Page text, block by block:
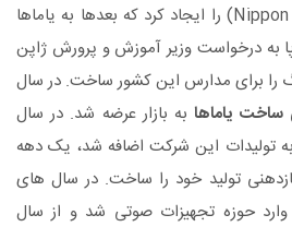
تحت عنوان نیپپون (Nippon Gakki) را ایجاد کرد که بعدها به یاماها
به درخواست وزیر آموزش و پرورش ژاپن
1889 تعداد 250 ارگ را برای مدارس این کشور ساخت. در سال
ساخت یاماهابه بازار عرضه شد. در سال
به تولیدات این شرکت اضافه شد، یک دهه
تولید خود را ساخت. در سال های
1920 یاماها وارد حوزه تجهیزات صوتی شد و از سال